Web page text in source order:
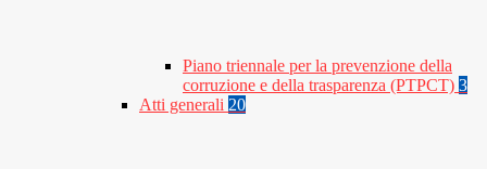
Piano triennale per la prevenzione della
corruzione e della trasparenza (PTPCT) 3
Atti generali 20